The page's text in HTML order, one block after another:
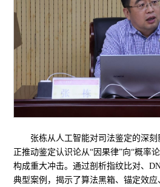
张栋从人工智能对司法鉴定的深
正推动鉴定认识论从“因果律”向“概率
构成重大冲击。通过剖析指纹比对、
典型案例，揭示了算法黑箱、锚定效